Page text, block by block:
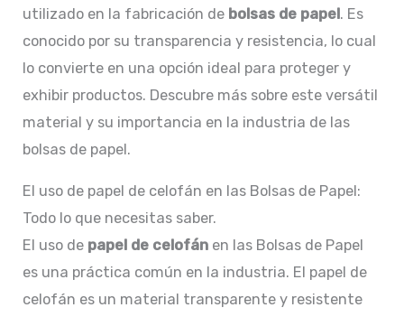
utilizado en la fabricación de bolsas de papel. Es
conocido por su transparencia y resistencia, lo cual
lo convierte en una opción ideal para proteger y
exhibir productos. Descubre más sobre este versátil
material y su importancia en la industria de las
bolsas de papel.
El uso de papel de celofán en las Bolsas de Papel:
Todo lo que necesitas saber.
El uso de papel de celofán en las Bolsas de Papel
es una práctica común en la industria. El papel de
celofán es un material transparente y resistente